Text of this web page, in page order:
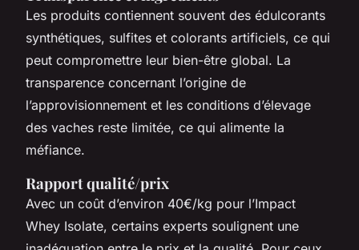
Les produits contiennent souvent des édulcorants
synthétiques, sulfites et colorants artificiels, ce qui
peut compromettre leur bien-être global. La
transparence concernant l’origine de
l’approvisionnement et les conditions d’élevage
des vaches reste limitée, ce qui alimente la
méfiance.
Rapport qualité/prix
Avec un coût d’environ 40€/kg pour l’Impact
Whey Isolate, certains experts soulignent une